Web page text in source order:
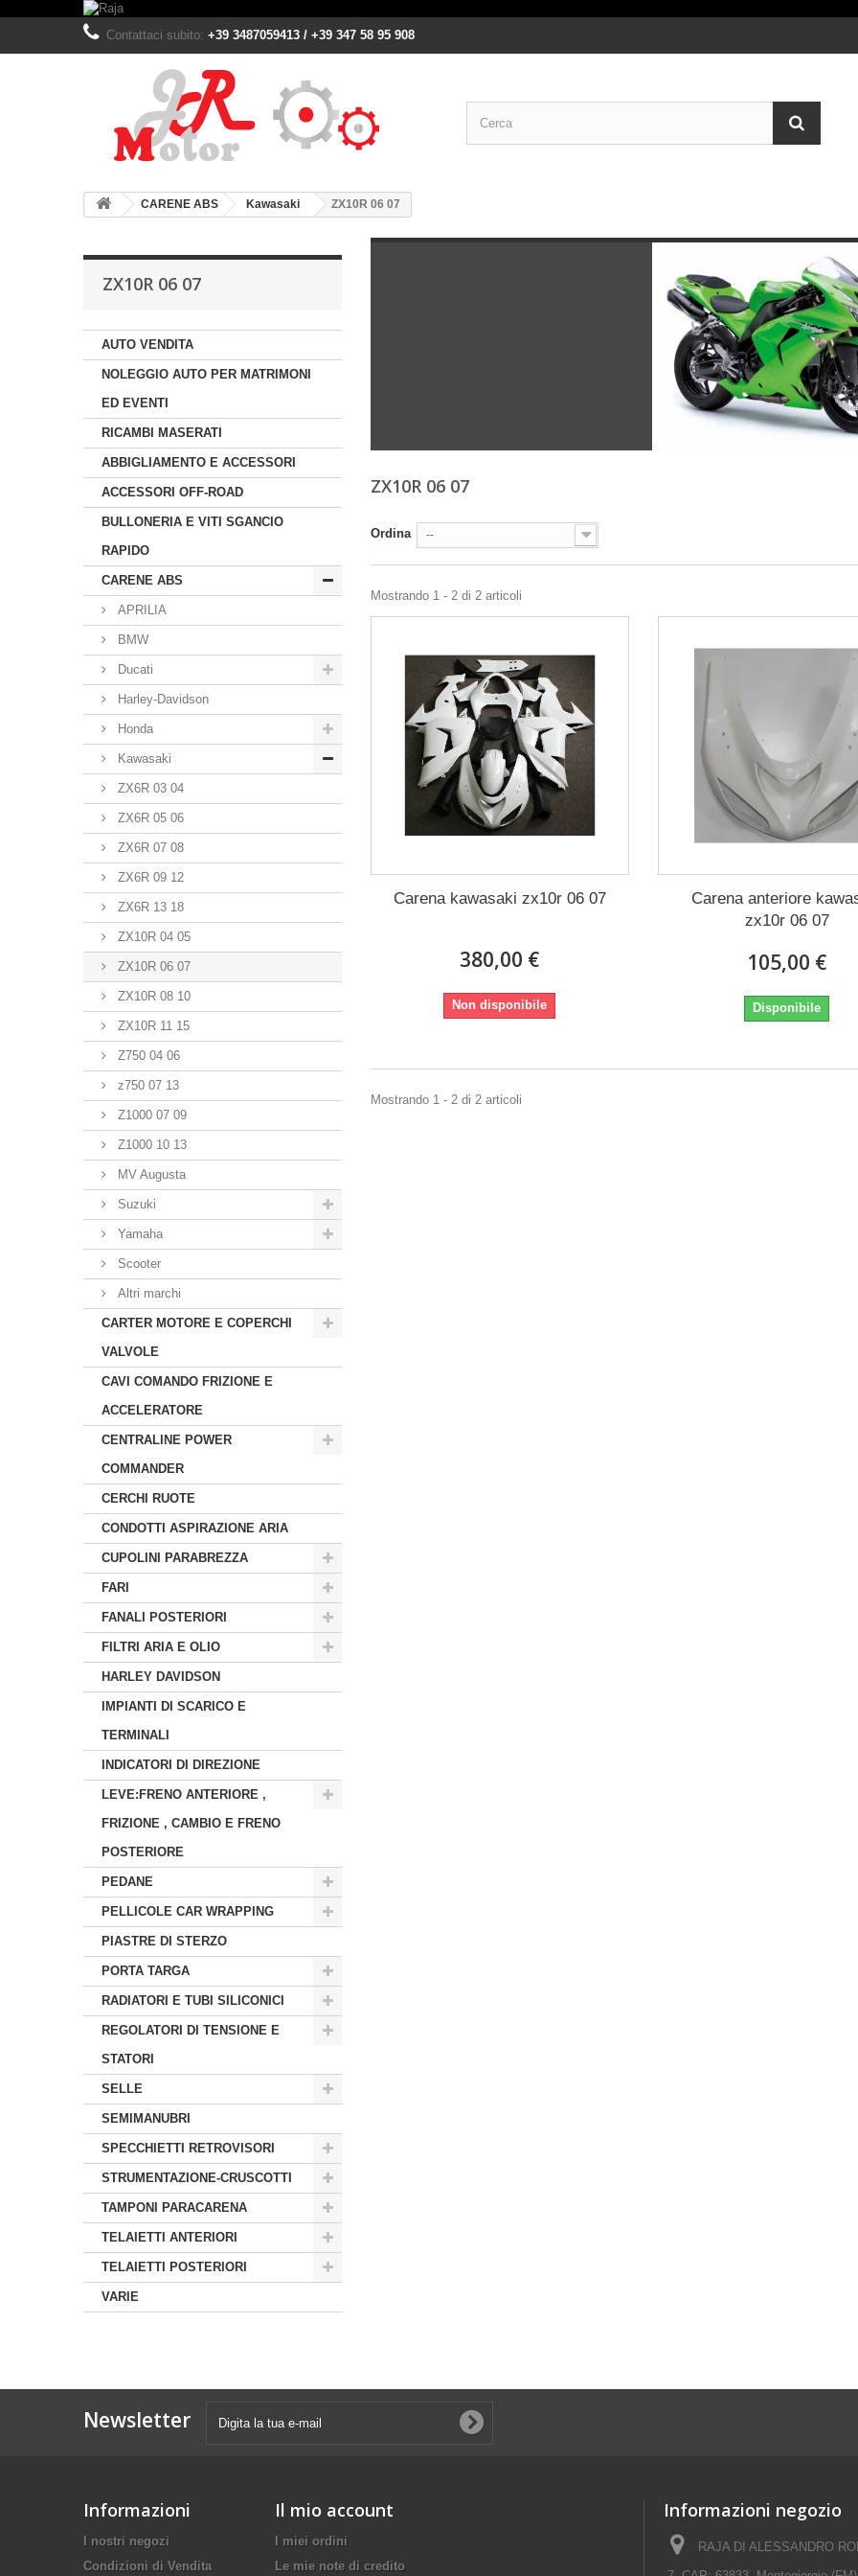
Contattaci subito: +39 3487059413 / +39 347 58 95 908
CARENE ABS Kawasaki ZX10R 06 07
ZX10R 06 07
AUTO VENDITA
NOLEGGIO AUTO PER MATRIMONI
ED EVENTI
RICAMBI MASERATI
ABBIGLIAMENTO E ACCESSORI
ACCESSORI OFF-ROAD
BULLONERIA E VITI SGANCIO
RAPIDO
CARENE ABS
APRILIA
BMW
Ducati
Harley-Davidson
Honda
Kawasaki
ZX6R 03 04
ZX6R 05 06
ZX6R 07 08
ZX6R 09 12
ZX6R 13 18
ZX10R 04 05
ZX10R 06 07
ZX10R 08 10
ZX10R 11 15
Z750 04 06
z750 07 13
Z1000 07 09
Z1000 10 13
MV Augusta
Suzuki
Yamaha
Scooter
Altri marchi
CARTER MOTORE E COPERCHI
VALVOLE
CAVI COMANDO FRIZIONE E
ACCELERATORE
CENTRALINE POWER
COMMANDER
CERCHI RUOTE
CONDOTTI ASPIRAZIONE ARIA
CUPOLINI PARABREZZA
FARI
FANALI POSTERIORI
FILTRI ARIA E OLIO
HARLEY DAVIDSON
IMPIANTI DI SCARICO E
TERMINALI
INDICATORI DI DIREZIONE
LEVE:FRENO ANTERIORE ,
FRIZIONE , CAMBIO E FRENO
POSTERIORE
PEDANE
PELLICOLE CAR WRAPPING
PIASTRE DI STERZO
PORTA TARGA
RADIATORI E TUBI SILICONICI
REGOLATORI DI TENSIONE E
STATORI
SELLE
SEMIMANUBRI
SPECCHIETTI RETROVISORI
STRUMENTAZIONE-CRUSCOTTI
TAMPONI PARACARENA
TELAIETTI ANTERIORI
TELAIETTI POSTERIORI
VARIE
ZX10R 06 07
Ordina --
Mostrando 1 - 2 di 2 articoli
Carena kawasaki zx10r 06 07
380,00 €
Non disponibile
Carena anteriore
zx10r 06 07
105,00 €
Disponibile
Mostrando 1 - 2 di 2 articoli
Newsletter
Informazioni
I nostri negozi
Condizioni di Vendita
Il mio account
I miei ordini
Le mie note di credito
Informazioni negozio
RAJA DI ALESSANDRO